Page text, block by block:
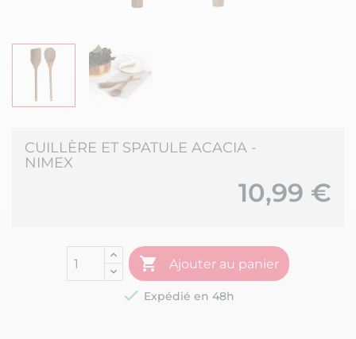
CUILLÈRE ET SPATULE ACACIA -
NIMEX
10,99 €
 Ajouter au panier
 Expédié en 48h